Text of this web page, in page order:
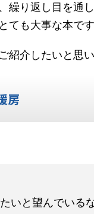
繰り返し目を通
ても大事な本です
紹介したいと思い
房
いと望んでいる